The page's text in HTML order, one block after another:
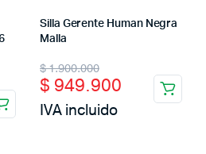
Silla Gerente Human Negra
Malla
$1.900.000
$ 949.900
IVA incluido